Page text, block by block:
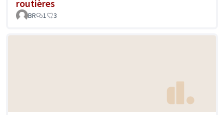
routières
BR 1 3